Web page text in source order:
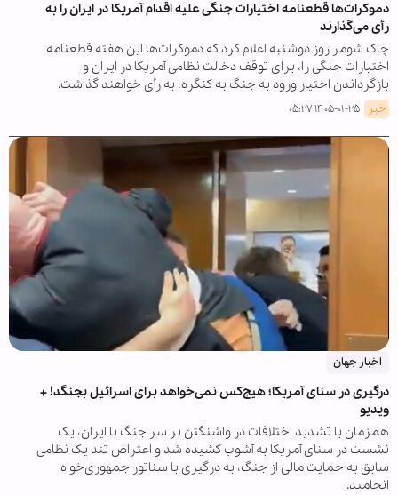
دموکرات‌ها قطعنامه اختیارات جنگی علیه اقدام آمریکا در ایران را به
رأی می‌گذارند
چاک شومر روز دوشنبه اعلام کرد که دموکرات‌ها این هفته قطعنامه
اختیارات جنگی را، برای توقف دخالت نظامی آمریکا در ایران و
بازگرداندن اختیار ورود به جنگ به کنگره، به رأی خواهند گذاشت.
خبر ۱۴۰۵-۰۱-۲۵ ۰۵:۲۷
اخبار جهان
درگیری در سنای آمریکا؛ هیچ‌کس نمی‌خواهد برای اسرائیل بجنگد! +
ویدیو
همزمان با تشدید اختلافات در واشنگتن بر سر جنگ با ایران، یک
نشست در سنای آمریکا به آشوب کشیده شد و اعتراض تند یک نظامی
سابق به حمایت مالی از جنگ، به درگیری با سناتور جمهوری‌خواه
انجامید.